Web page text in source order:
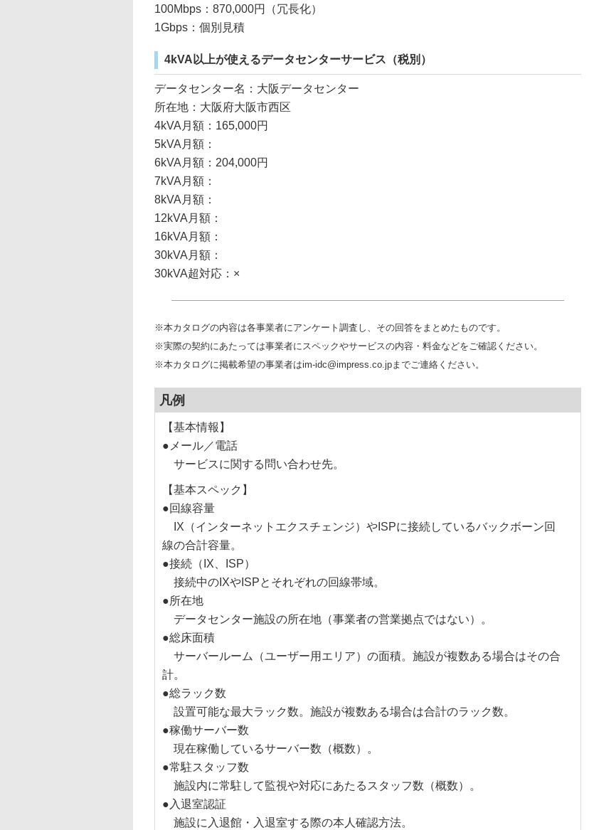
100Mbps：870,000円（冗長化）
1Gbps：個別見積
4kVA以上が使えるデータセンターサービス（税別）
データセンター名：大阪データセンター
所在地：大阪府大阪市西区
4kVA月額：165,000円
5kVA月額：
6kVA月額：204,000円
7kVA月額：
8kVA月額：
12kVA月額：
16kVA月額：
30kVA月額：
30kVA超対応：×
※本カタログの内容は各事業者にアンケート調査し、その回答をまとめたものです。
※実際の契約にあたっては事業者にスペックやサービスの内容・料金などをご確認ください。
※本カタログに掲載希望の事業者はim-idc@impress.co.jpまでご連絡ください。
凡例
【基本情報】
●メール／電話
サービスに関する問い合わせ先。
【基本スペック】
●回線容量
IX（インターネットエクスチェンジ）やISPに接続しているバックボーン回
線の合計容量。
●接続（IX、ISP）
接続中のIXやISPとそれぞれの回線帯域。
●所在地
データセンター施設の所在地（事業者の営業拠点ではない）。
●総床面積
サーバールーム（ユーザー用エリア）の面積。施設が複数ある場合はその合
計。
●総ラック数
設置可能な最大ラック数。施設が複数ある場合は合計のラック数。
●稼働サーバー数
現在稼働しているサーバー数（概数）。
●常駐スタッフ数
施設内に常駐して監視や対応にあたるスタッフ数（概数）。
●入退室認証
施設に入退館・入退室する際の本人確認方法。